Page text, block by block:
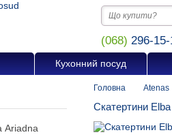
(068) 296-15-
Кухонний посуд
Ariadna
Головна Atenas
Скатертини